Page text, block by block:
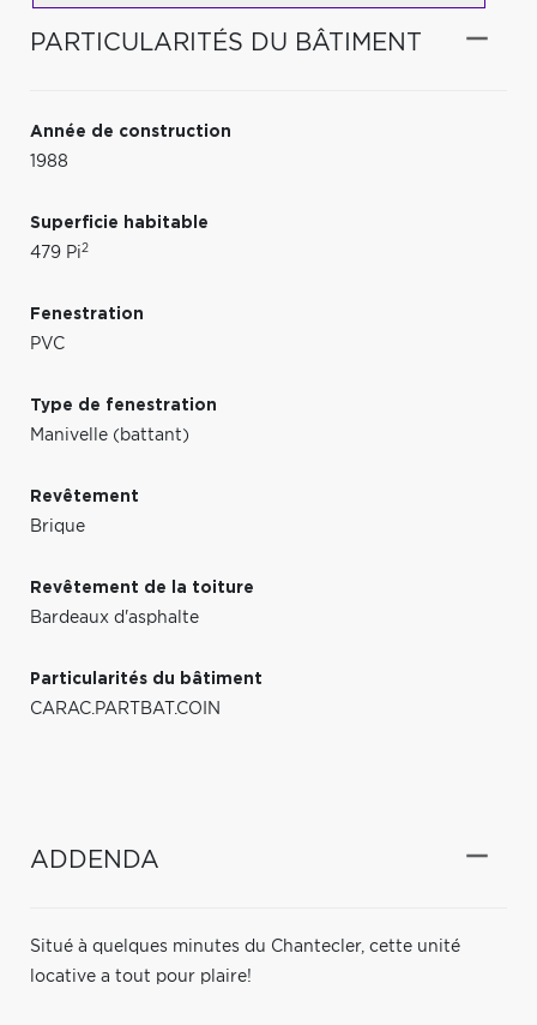
PARTICULARITÉS DU BÂTIMENT
Année de construction
1988
Superficie habitable
479 Pi2
Fenestration
PVC
Type de fenestration
Manivelle (battant)
Revêtement
Brique
Revêtement de la toiture
Bardeaux d'asphalte
Particularités du bâtiment
CARAC.PARTBAT.COIN
ADDENDA
Situé à quelques minutes du Chantecler, cette unité
locative a tout pour plaire!